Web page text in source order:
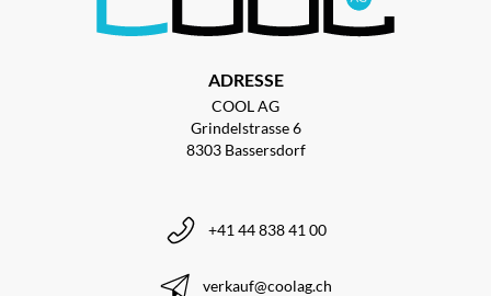
ADRESSE
COOL AG
Grindelstrasse 6
8303 Bassersdorf
+41 44 838 41 00
verkauf@coolag.ch